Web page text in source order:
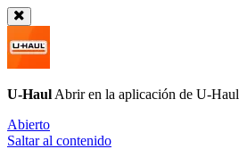
U-Haul Abrir en la aplicación de U-Haul
Abierto
Saltar al contenido